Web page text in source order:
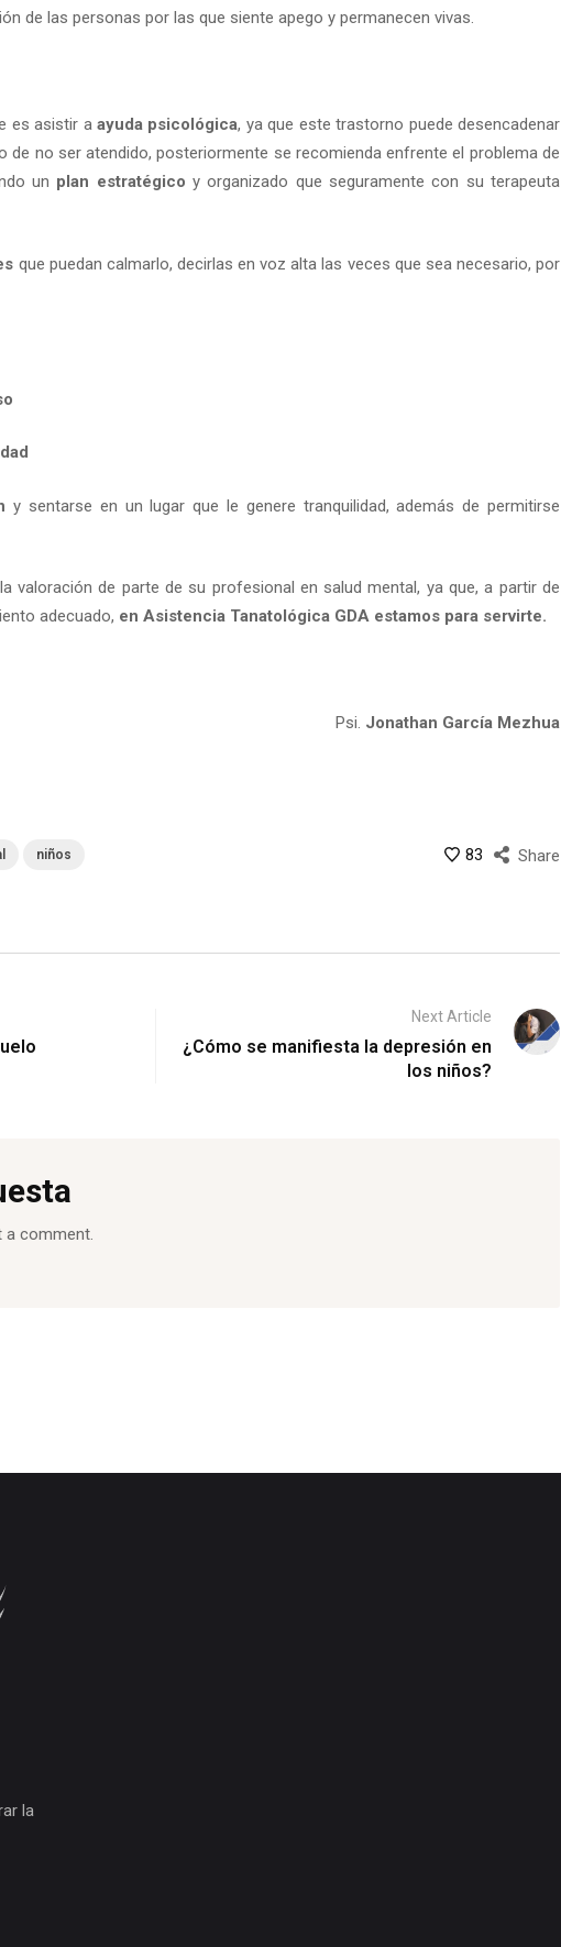
de las personas por las que siente apego y permanecen vivas.
es asistir a ayuda psicológica, ya que este trastorno puede desencadenar
no ser atendido, posteriormente se recomienda enfrente el problema de
un plan estratégico y organizado que seguramente con su terapeuta
que puedan calmarlo, decirlas en voz alta las veces que sea necesario, por
y sentarse en un lugar que le genere tranquilidad, además de permitirse
valoración de parte de su profesional en salud mental, ya que, a partir de
adecuado, en Asistencia Tanatológica GDA estamos para servirte.
Psi. Jonathan García Mezhua
niños Share
83
Next Article
¿Cómo se manifiesta la depresión en
los niños?
comment.
la